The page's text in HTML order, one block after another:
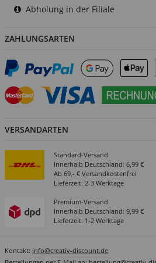
Abholung in der Filiale
ZAHLUNGSARTEN
VERSANDARTEN
Standard-Versand
Innerhalb Deutschland: 6,99 €
Ab 69,- € Versandkostenfrei
Lieferzeit: 2-3 Werktage
Premium-Versand
Innerhalb Deutschland: 9,99 €
Lieferzeit: 1-2 Werktage
Kontakt: info@creativ-discount.de